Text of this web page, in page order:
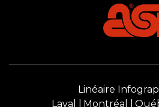
Linéaire
Laval
Montréal